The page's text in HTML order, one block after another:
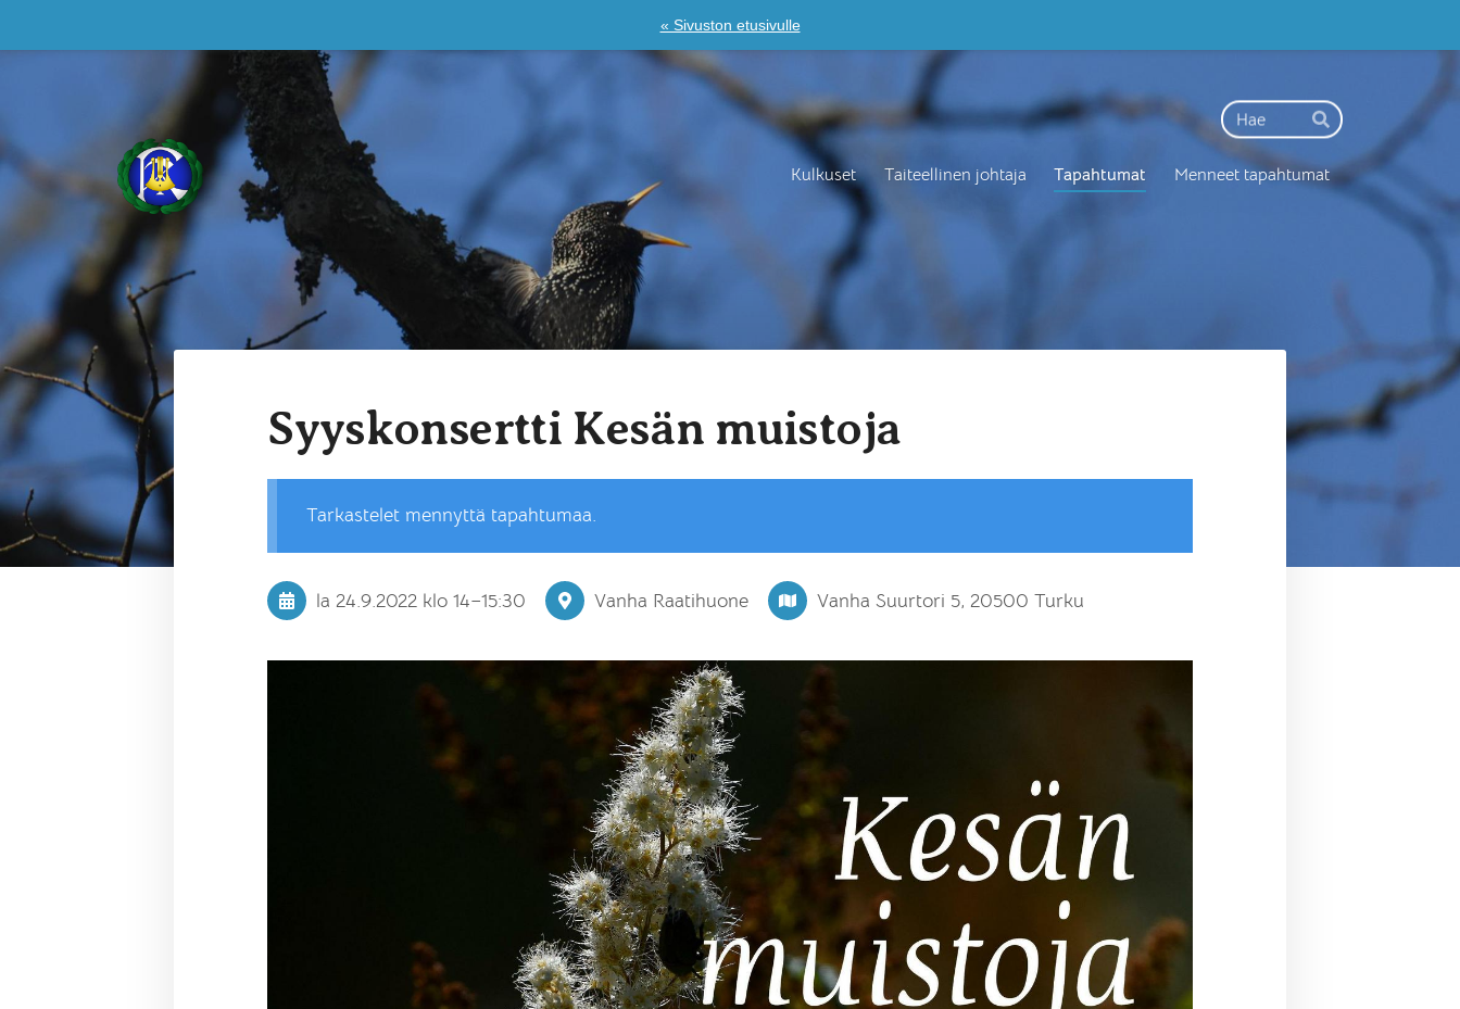
sivun
« Sivuston etusivulle
Haku
Hae
Sekakuoro Kulkuset ry Kulkuset Taiteellinen johtaja Tapahtumat Menneet tapahtumat
Syyskonsertti Kesän muistoja
Tarkastelet mennyttä tapahtumaa.
la 24.9.2022 klo 14–15:30 Vanha Raatihuone Vanha Suurtori 5, 20500 Turku